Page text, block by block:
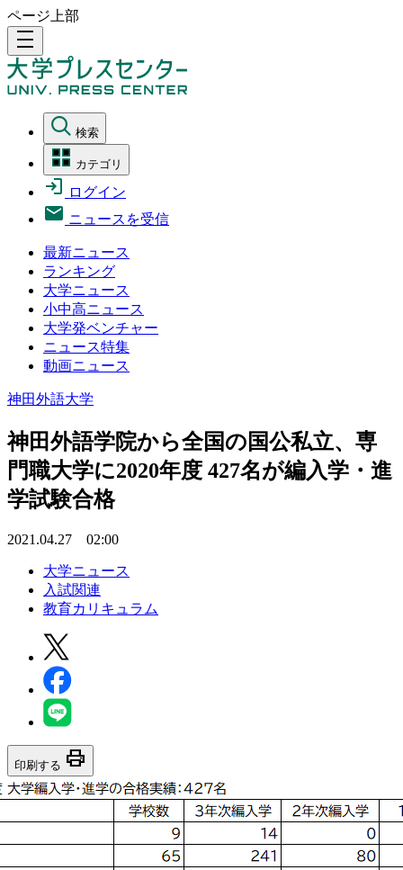
ページ上部
density_medium
検索
カテゴリ
ログイン
ニュースを受信
最新ニュース
ランキング
大学ニュース
小中高ニュース
大学発ベンチャー
ニュース特集
動画ニュース
神田外語大学
神田外語学院から全国の国公私立、専
門職大学に2020年度 427名が編入学・進
学試験合格
2021.04.27 02:00
大学ニュース
入試関連
教育カリキュラム
印刷する print